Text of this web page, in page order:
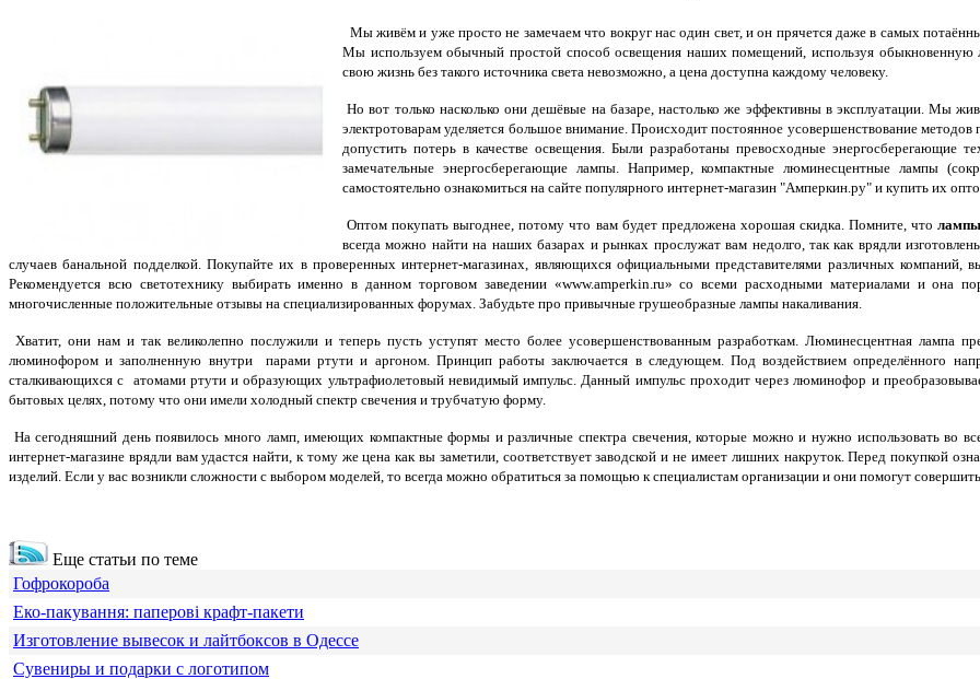
Мы живём и уже просто не замечаем что вокруг нас один свет, и он прячется даже в самых
Мы используем обычный простой способ освещения наших помещений, используя обыкновенную
свою жизнь без такого источника света невозможно, а цена доступна каждому человеку.
Но вот только насколько они дешёвые на базаре, настолько же эффективны в эксплуатации. Мы
электротоварам уделяется большое внимание. Происходит постоянное усовершенствование
допустить потерь в качестве освещения. Были разработаны превосходные
замечательные энергосберегающие лампы. Например, компактные люминесцентные лампы
самостоятельно ознакомиться на сайте популярного интернет-магазин "Амперкин.ру" и купить их
Оптом покупать выгоднее, потому что вам будет предложена хорошая скидка. Помните, что
всегда можно найти на наших базарах и рынках прослужат вам недолго, так как врядли
случаев банальной подделкой. Покупайте их в проверенных интернет-магазинах, являющихся официальными представителями различных
Рекомендуется всю светотехнику выбирать именно в данном торговом заведении «www.amperkin.ru» со всеми расходными материалами и она
многочисленные положительные отзывы на специализированных форумах. Забудьте про привычные грушеобразные лампы накаливания.
Хватит, они нам и так великолепно послужили и теперь пусть уступят место более усовершенствованным разработкам. Люминесцентная лампа
люминофором и заполненную внутри парами ртути и аргоном. Принцип работы заключается в следующем. Под воздействием определённого
сталкивающихся с атомами ртути и образующих ультрафиолетовый невидимый импульс. Данный импульс проходит через люминофор и
бытовых целях, потому что они имели холодный спектр свечения и трубчатую форму.
На сегодняшний день появилось много ламп, имеющих компактные формы и различные спектра свечения, которые можно и нужно использовать во
интернет-магазине врядли вам удастся найти, к тому же цена как вы заметили, соответствует заводской и не имеет лишних накруток. Перед покупкой
изделий. Если у вас возникли сложности с выбором моделей, то всегда можно обратиться за помощью к специалистам организации и они помогут
Еще статьи по теме
Гофрокороба
Еко-пакування: паперові крафт-пакети
Изготовление вывесок и лайтбоксов в Одессе
Сувениры и подарки с логотипом